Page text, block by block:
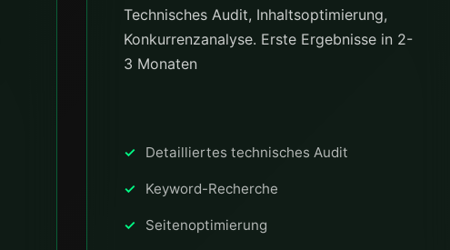
Technisches Audit, Inhaltsoptimierung,
Konkurrenzanalyse. Erste Ergebnisse in 2-
3 Monaten
Detailliertes technisches Audit
Keyword-Recherche
Seitenoptimierung